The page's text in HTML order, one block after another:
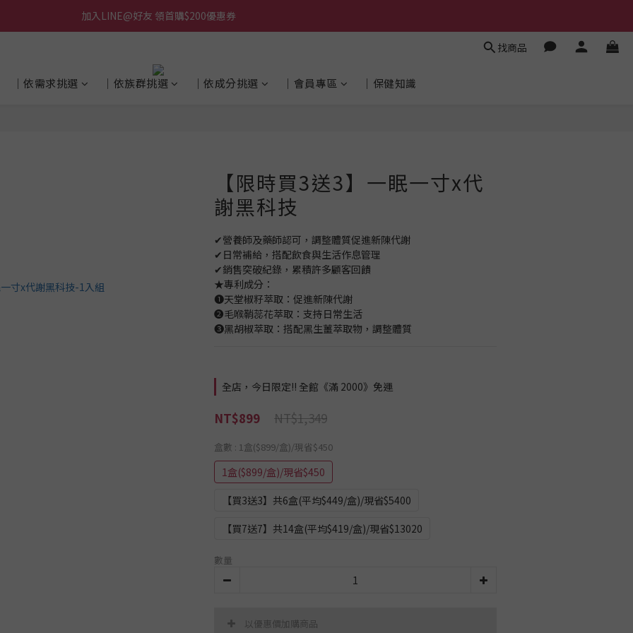
加入LINE@好友 領首購$200優惠券
找商品
│依需求挑選 │依族群挑選 │依成分挑選 │會員專區 │保健知識
【限時買3送3】一眠一寸x代
謝黑科技
✔營養師及藥師認可，調整體質促進新陳代謝
✔日常補給，搭配飲食與生活作息管理
✔銷售突破紀錄，累積許多顧客回饋
★專利成分：
❶天堂椒籽萃取：促進新陳代謝
❷毛喉鞘蕊花萃取：支持日常生活
❸黑胡椒萃取：搭配黑生薑萃取物，調整體質
全店，今日限定!! 全館《滿 2000》免運
NT$1,349
NT$899
盒數 : 1盒($899/盒)/現省$450
1盒($899/盒)/現省$450
【買3送3】共6盒(平均$449/盒)/現省$5400
【買7送7】共14盒(平均$419/盒)/現省$13020
數量
以優惠價加購商品